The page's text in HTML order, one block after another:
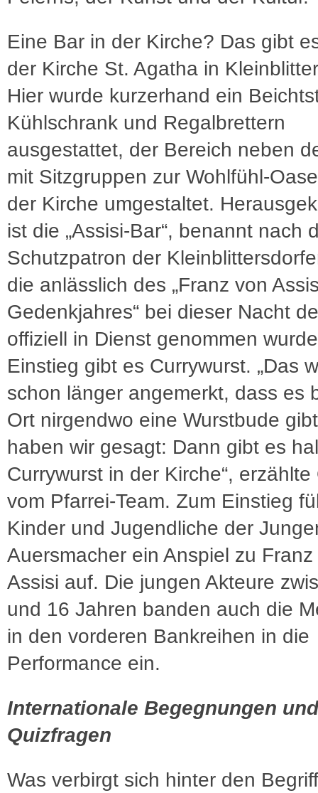
Eine Bar in der Kirche? Das gibt
der Kirche St. Agatha in
Hier wurde kurzerhand ein
Kühlschrank und Regalbrettern
ausgestattet, der Bereich neben
mit Sitzgruppen zur Wohlfühl-
der Kirche umgestaltet.
ist die „Assisi-Bar“, benannt nach
Schutzpatron der
die anlässlich des „Franz von
Gedenkjahres“ bei dieser Nacht
offiziell in Dienst genommen
Einstieg gibt es Currywurst. „Das
schon länger angemerkt, dass es
Ort nirgendwo eine Wurstbude
haben wir gesagt: Dann gibt es
Currywurst in der Kirche“, erzählte
vom Pfarrei-Team. Zum Einstieg
Kinder und Jugendliche der
Auersmacher ein Anspiel zu
Assisi auf. Die jungen Akteure
und 16 Jahren banden auch die
in den vorderen Bankreihen in die
Performance ein.
Internationale Begegnungen und
Quizfragen
Was verbirgt sich hinter den